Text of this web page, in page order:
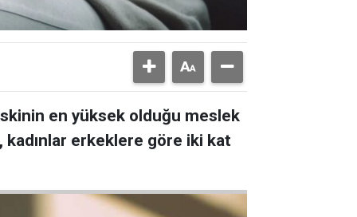
en yüksek olduğu meslek
kadınlar erkeklere göre iki kat